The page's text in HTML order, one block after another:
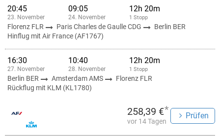
20:45
23. November
09:05
24. November
12h 20m
1 Stopp
Florenz FLR Paris Charles de Gaulle CDG
Berlin BER
Hinflug mit Air France (AF1767)
16:30
27. November
10:40
28. November
12h 20m
1 Stopp
Berlin BER Amsterdam AMS
Florenz FLR
Rückflug mit KLM (KL1780)
258,39 €*
vor 14 Tagen
Prüfen